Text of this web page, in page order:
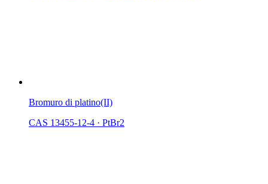
Bromuro di platino(II)
CAS 13455-12-4 · PtBr2